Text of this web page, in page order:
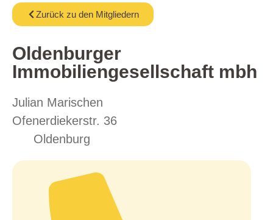
Zurück zu den Mitgliedern
Oldenburger
Immobiliengesellschaft mbh
Julian Marischen
Ofenerdiekerstr. 36
Oldenburg